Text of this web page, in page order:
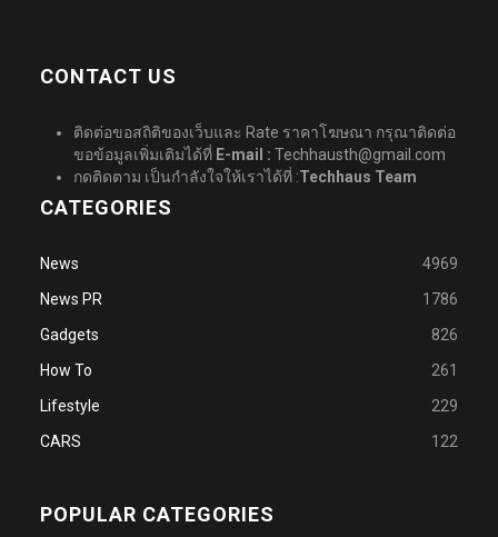
CONTACT US
ติดต่อขอสถิติของเว็บและ Rate ราคาโฆษณา กรุณาติดต่อ
ขอข้อมูลเพิ่มเติมได้ที่ E-mail : Techhausth@gmail.com
กดติดตาม เป็นกำลังใจให้เราได้ที่ :Techhaus Team
CATEGORIES
News
4969
News PR
1786
Gadgets
826
How To
261
Lifestyle
229
CARS
122
POPULAR CATEGORIES